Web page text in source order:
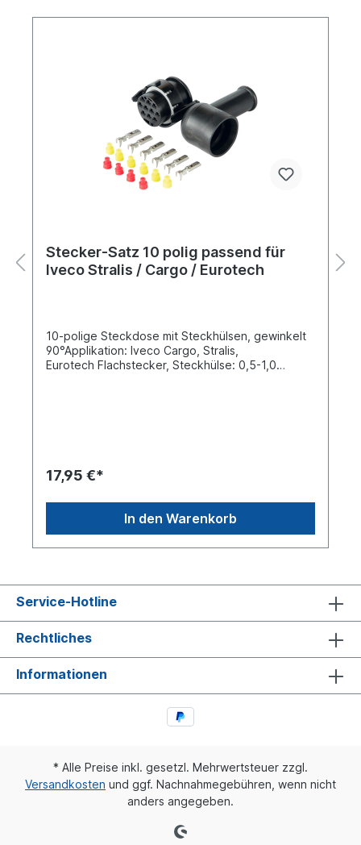
Stecker-Satz 10 polig passend für
Iveco Stralis / Cargo / Eurotech
10-polige Steckdose mit Steckhülsen, gewinkelt
90°Applikation: Iveco Cargo, Stralis,
Eurotech Flachstecker, Steckhülse: 0,5-1,0
17,95 €*
In den Warenkorb
Service-Hotline
Rechtliches
Informationen
* Alle Preise inkl. gesetzl. Mehrwertsteuer zzgl.
Versandkosten und ggf. Nachnahmegebühren, wenn nicht
anders angegeben.